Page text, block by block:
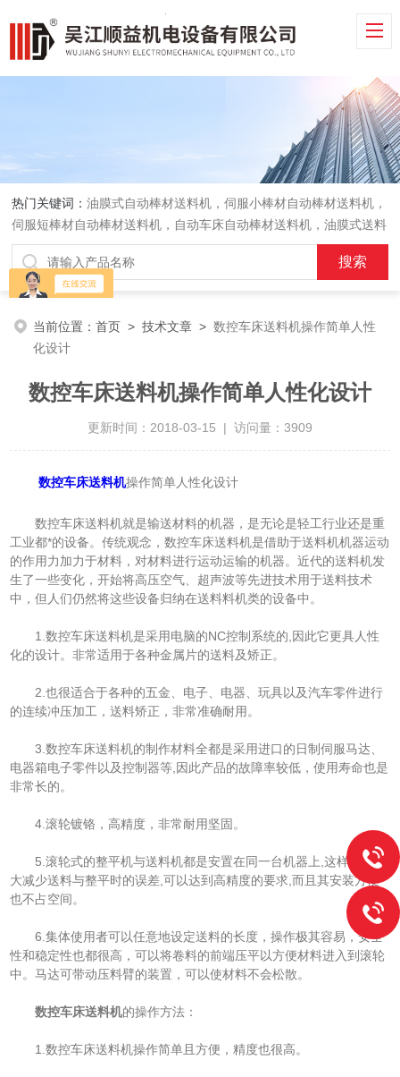
热门关键词：油膜式自动棒材送料机，伺服小棒材自动棒材送料机，
伺服短棒材自动棒材送料机，自动车床自动棒材送料机，油膜式送料
机，车床送料机
当前位置：首页 >技术文章 >数控车床送料机操作简单人性
化设计
数控车床送料机操作简单人性化设计
更新时间：2018-03-15 | 访问量：3909
数控车床送料机操作简单人性化设计
数控车床送料机就是输送材料的机器，是无论是轻工行业还是重
工业都*的设备。传统观念，数控车床送料机是借助于送料机机器运动
的作用力加力于材料，对材料进行运动运输的机器。近代的送料机发
生了一些变化，开始将高压空气、超声波等先进技术用于送料技术
中，但人们仍然将这些设备归纳在送料料机类的设备中。
1.数控车床送料机是采用电脑的NC控制系统的,因此它更具人性
化的设计。非常适用于各种金属片的送料及矫正。
2.也很适合于各种的五金、电子、电器、玩具以及汽车零件进行
的连续冲压加工，送料矫正，非常准确耐用。
3.数控车床送料机的制作材料全都是采用进口的日制伺服马达、
电器箱电子零件以及控制器等,因此产品的故障率较低，使用寿命也是
非常长的。
4.滚轮镀铬，高精度，非常耐用坚固。
5.滚轮式的整平机与送料机都是安置在同一台机器上,这样可以大
大减少送料与整平时的误差,可以达到高精度的要求,而且其安装方便
也不占空间。
6.集体使用者可以任意地设定送料的长度，操作极其容易，安全
性和稳定性也都很高，可以将卷料的前端压平以方便材料进入到滚轮
中。马达可带动压料臂的装置，可以使材料不会松散。
数控车床送料机的操作方法：
1.数控车床送料机操作简单且方便，精度也很高。